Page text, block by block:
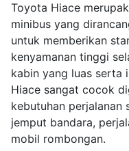
Toyota Hiace
minibus yang
untuk memberikan
kenyamanan tinggi
kabin yang luas serta
Hiace sangat cocok
kebutuhan
jemput bandara,
mobil rombongan.